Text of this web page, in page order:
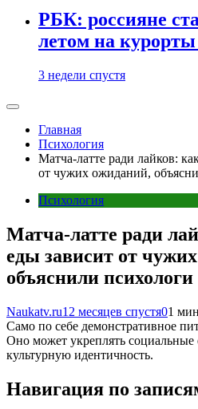
РБК: россияне
летом на
3 недели спустя
Главная
Психология
Матча-латте ради лайков:
от чужих ожиданий,
Психология
Матча-латте ради
еды зависит от
объяснили психологи
Naukatv.ru12 месяцев спустя01
Само по себе демонстративное
Оно может укреплять социальные
культурную идентичность.
Навигация по